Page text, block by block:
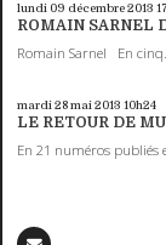
lundi 09 décembre 2013
ROMAIN SARNEL
Romain Sarnel En
mardi 28mai 2013 10h24
LE RETOUR DE
En 21 numéros publiés